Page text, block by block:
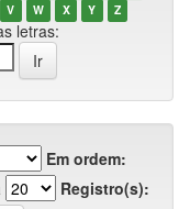
V W X Y Z
letras:
Em ordem:
Registro(s):